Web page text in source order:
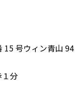
15 号ウィン青山 94
分